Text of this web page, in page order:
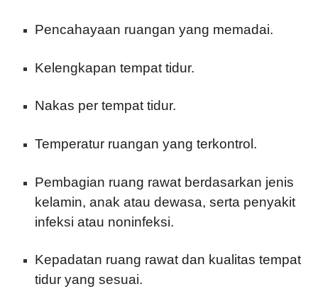
Pencahayaan ruangan yang memadai.
Kelengkapan tempat tidur.
Nakas per tempat tidur.
Temperatur ruangan yang terkontrol.
Pembagian ruang rawat berdasarkan jenis
kelamin, anak atau dewasa, serta penyakit
infeksi atau noninfeksi.
Kepadatan ruang rawat dan kualitas tempat
tidur yang sesuai.